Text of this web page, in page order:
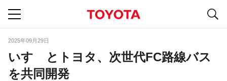
2025年09月29日
いすゞとトヨタ、次世代FC路線バス
を共同開発